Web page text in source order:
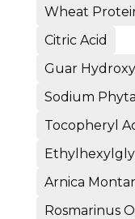
Wheat
Citric Acid
Guar
Sodium
Tocopheryl
Arnica
Rosmarinus